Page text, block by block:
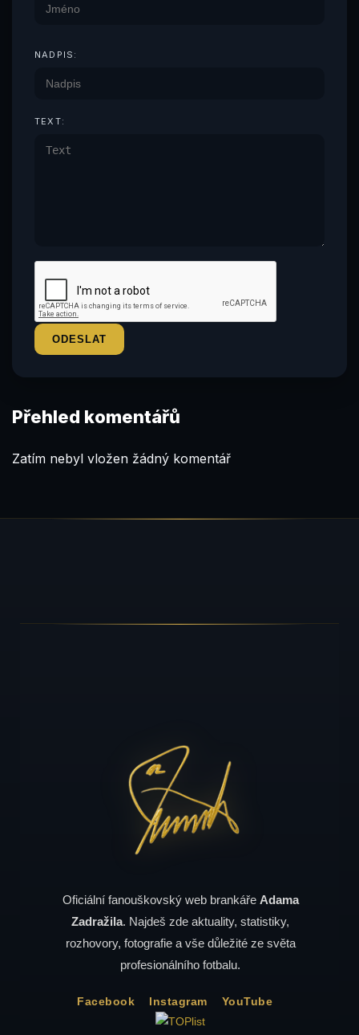
NADPIS:
TEXT:
Přehled komentářů
Zatím nebyl vložen žádný komentář
Oficiální fanouškovský web brankáře Adama
Zadražila. Najdeš zde aktuality, statistiky,
rozhovory, fotografie a vše důležité ze světa
profesionálního fotbalu.
Facebook Instagram YouTube